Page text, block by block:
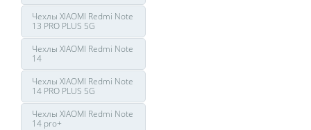
Чехлы XIAOMI Redmi Note
13 PRO PLUS 5G
Чехлы XIAOMI Redmi Note
14
Чехлы XIAOMI Redmi Note
14 PRO PLUS 5G
Чехлы XIAOMI Redmi Note
14 pro+